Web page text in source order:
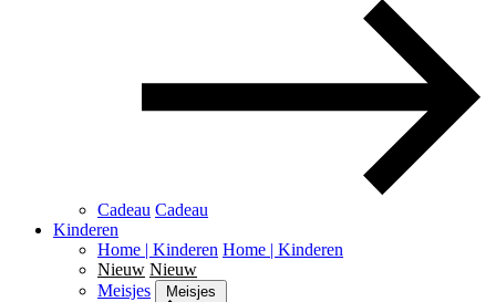
Cadeau Cadeau
Kinderen
Home | Kinderen Home | Kinderen
Nieuw Nieuw
Meisjes
Meisjes